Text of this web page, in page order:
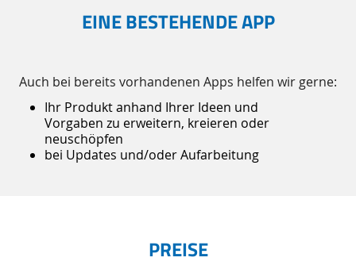
EINE BESTEHENDE APP
Auch bei bereits vorhandenen Apps helfen wir gerne:
Ihr Produkt anhand Ihrer Ideen und
Vorgaben zu erweitern, kreieren oder
neuschöpfen
bei Updates und/oder Aufarbeitung
PREISE